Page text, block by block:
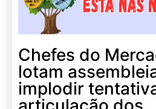
Chefes do
lotam
implodir